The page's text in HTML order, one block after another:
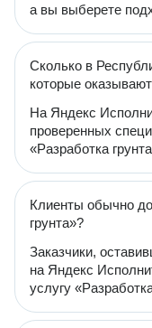
а вы выберете
Сколько в
которые
На Яндекс
проверенных
«Разработка
Клиенты обычно
грунта»?
Заказчики,
на Яндекс
услугу